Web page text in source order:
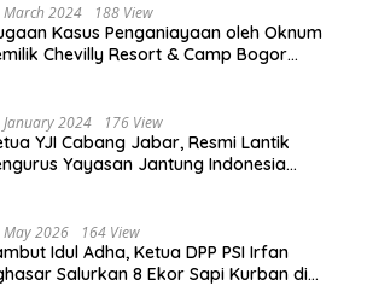
March 2024 188 View
Kasus Penganiayaan oleh Oknum
Chevilly Resort & Camp Bogor
2024 176 View
YJI Cabang Jabar, Resmi Lantik
Yayasan Jantung Indonesia
May 2026 164 View
Idul Adha, Ketua DPP PSI Irfan
Salurkan 8 Ekor Sapi Kurban di